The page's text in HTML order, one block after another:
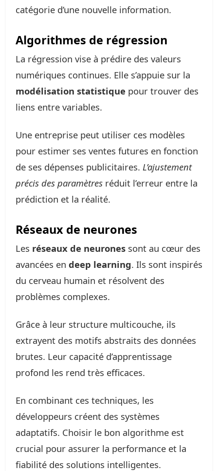
catégorie d’une nouvelle information.
Algorithmes de régression
La régression vise à prédire des valeurs
numériques continues. Elle s’appuie sur la
modélisation statistique pour trouver des
liens entre variables.
Une entreprise peut utiliser ces modèles
pour estimer ses ventes futures en fonction
de ses dépenses publicitaires. L’ajustement
précis des paramètres réduit l’erreur entre la
prédiction et la réalité.
Réseaux de neurones
Les réseaux de neurones sont au cœur des
avancées en deep learning. Ils sont inspirés
du cerveau humain et résolvent des
problèmes complexes.
Grâce à leur structure multicouche, ils
extrayent des motifs abstraits des données
brutes. Leur capacité d’apprentissage
profond les rend très efficaces.
En combinant ces techniques, les
développeurs créent des systèmes
adaptatifs. Choisir le bon algorithme est
crucial pour assurer la performance et la
fiabilité des solutions intelligentes.